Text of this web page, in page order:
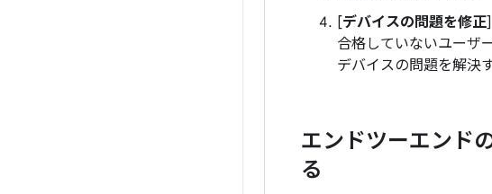
[デバイスの問題を修正
合格していないユーザ
デバイスの問題を解決
エンドツーエンド
る